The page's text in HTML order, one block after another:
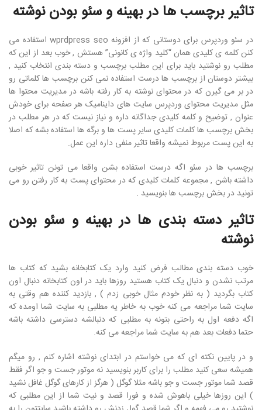
تاثیر برچسب ها در بهینه و سئو بودن نوشته
در سئو وردپرس برای دوستانی که از افزونه wprdpress seo استفاده می
کنن کلمه ی کلیدی همان “کلید واژه ی کانونی” هستش , خوب بعد از این که
مطلب رو نوشتید باید برای این مطلب برچسب و دسته بندی انتخاب کنید ,
بیشتر دوستان از برچسب ها درست استفاده نمی کنن برچسب ها کلماتی رو
در بر می گیرن که در محتوای نوشته به کار رفته باشه در مدیریت محتوا ها
مثل مدیریت محتوای وردپرس سایت های داینامیک هر صفحه برای خودش
عنوان , توضیح و کلمه کلیدی جداگانه داره و نیاز نیست که در هر مطلب در
بخش برچسب ها کلمات کلیدی سایر پست ها و برگه ها استفاده بشه که اصلا
به این پست مربوط نمیشه واقعا تاثیر منفی داره این عمل.
برچسب ها در سئو اگه درست استفاده بشن واقعا می تونن تاثیر خوبی
داشته باشن , مجموعه کلمات کلیدی که در محتوای پست به کار رفتن رو می
تونید در بخش برچسب ها بنویسید .
تاثیر دسته بندی ها در بهینه و سئو بودن
نوشته
خوب دسته بندی مطالب فرض کنید وارد یک کتابخانه بشید که کتاب ها
مرتب نشدن و دنبال یک کتاب هستید روزها باید در اون کتابخانه دنبال اون
کتاب بگردید ( به نظر خودم مثال خوبی زدم ) , بازدید کننده هم وقتی به
سایت شما مراجعه می کنه خوب به خاطر یه مطلبی به سایت شما اومده که
اگه دفعه اول به راحتی بتونه به مطلبی که دنبالشه دسترسی داشته باشه
حتما دفعات بعد هم به سایت شما مراجعه می کنه.
و در پایین نکته ای که می خواستم در ابتدای نوشته اشاره کنم , رو میگم
همیشه سعی کنید مطلب را برای کاربر بنویسید نه موتور جست و جو اگر فقط
قصد شما موتور جست و جو باشه مثلا گوگل ( هرگز از کارهای گوگل غافل نشید
) این روزها خیلی باهوش شده و فورا قصد و نیت شما از این مطلبی که